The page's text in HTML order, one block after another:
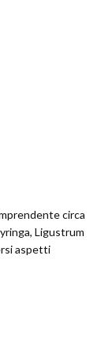
circa
Ligustrum
aspetti